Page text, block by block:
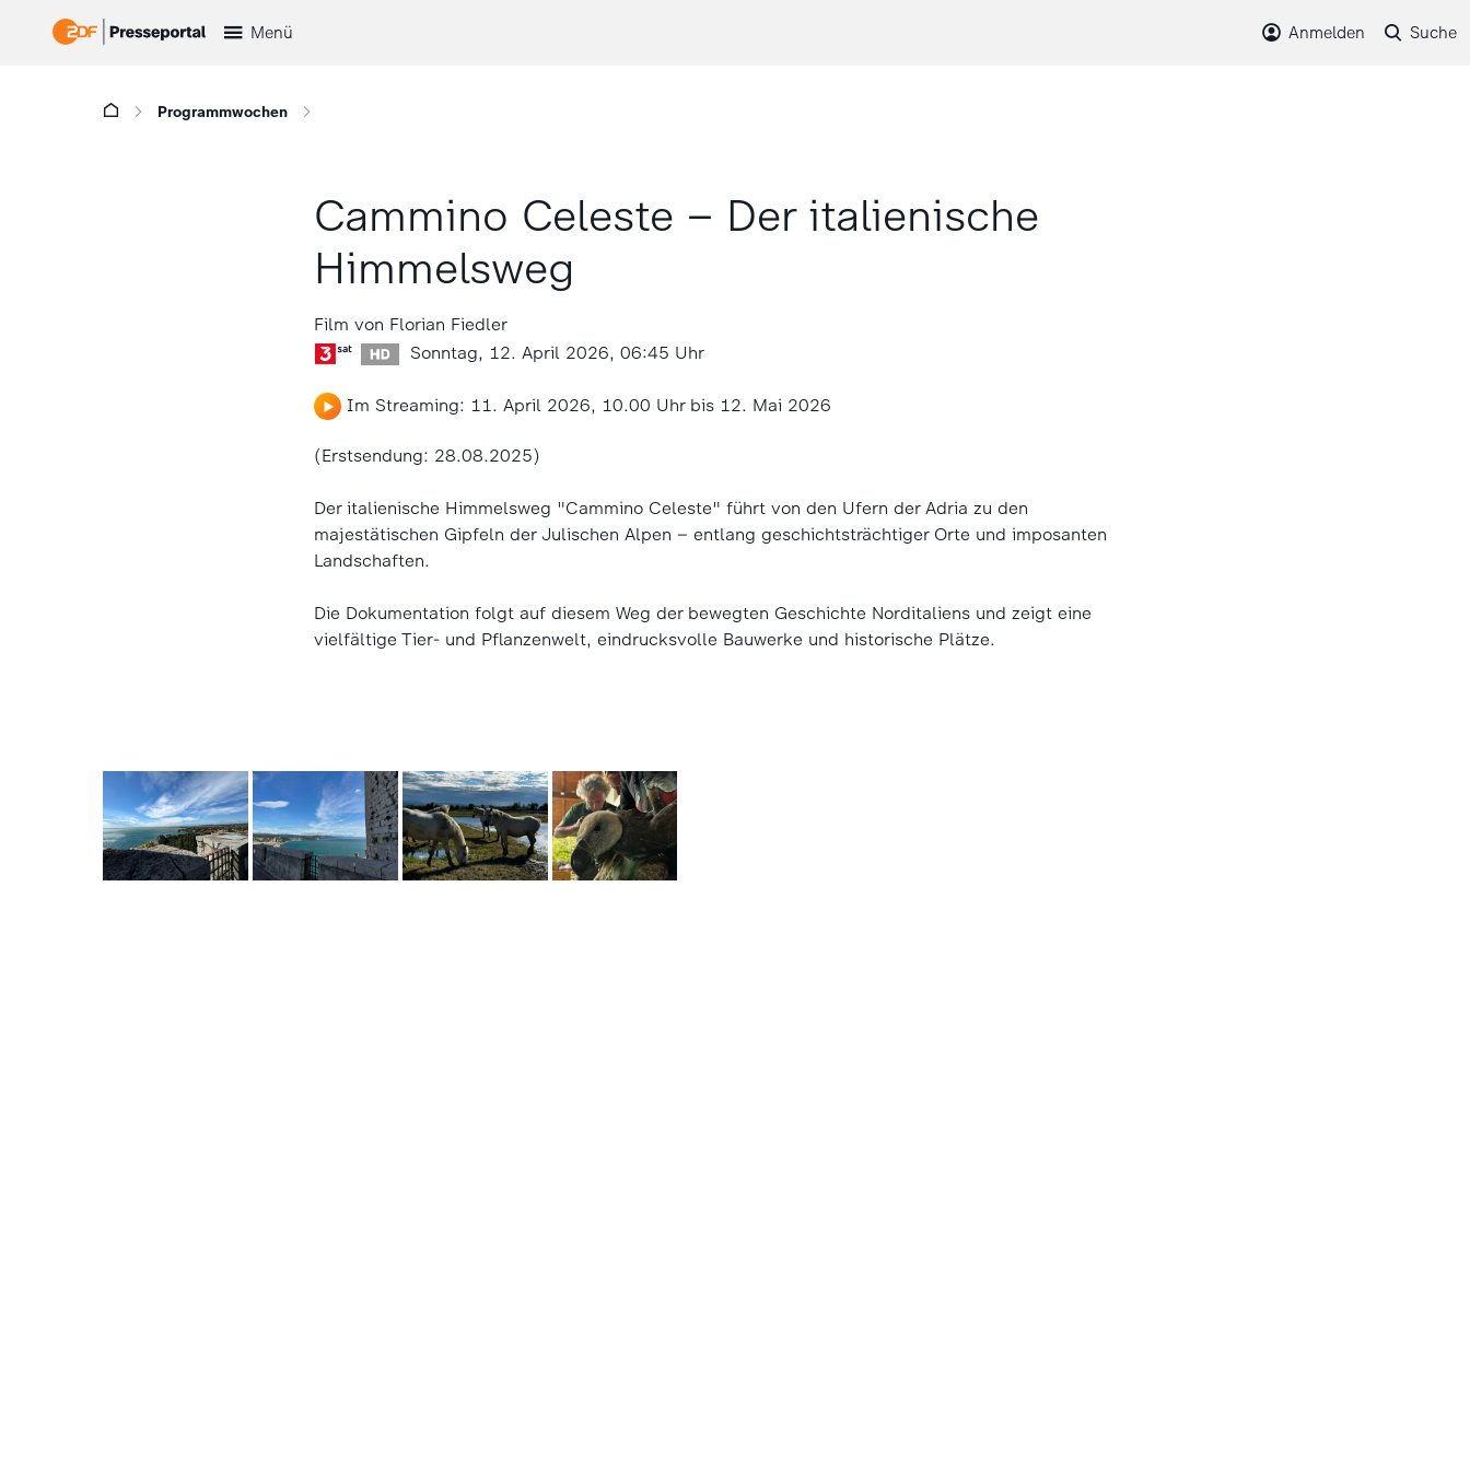
Menü Anmelden Suche
Programmwochen
Cammino Celeste – Der italienische
Himmelsweg
Film von Florian Fiedler
Sonntag, 12. April 2026, 06:45 Uhr
Im Streaming: 11. April 2026, 10.00 Uhr bis 12. Mai 2026
(Erstsendung: 28.08.2025)
Der italienische Himmelsweg "Cammino Celeste" führt von den Ufern der Adria zu den
majestätischen Gipfeln der Julischen Alpen – entlang geschichtsträchtiger Orte und imposanten
Landschaften.
Die Dokumentation folgt auf diesem Weg der bewegten Geschichte Norditaliens und zeigt eine
vielfältige Tier- und Pflanzenwelt, eindrucksvolle Bauwerke und historische Plätze.